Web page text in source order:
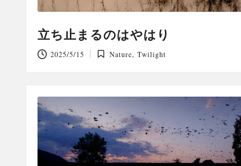
立ち止まるのはやはり
2025/5/15
Posted
Nature, Twilight